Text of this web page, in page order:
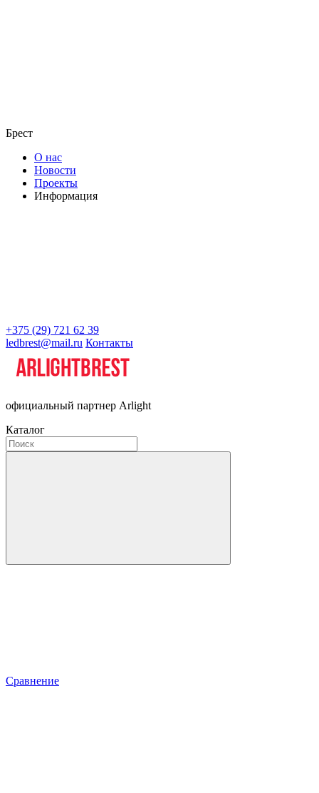
Брест
О нас
Новости
Проекты
Информация
+375 (29) 721 62 39
ledbrest@mail.ru Контакты
официальный партнер Arlight
Каталог
Сравнение